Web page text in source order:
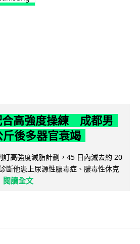
合高強度操練 成都男
後多器官衰竭
高強度減脂計劃，45 日內減去約 20
斷他患上尿源性膿毒症、膿毒性休克
閱讀全文